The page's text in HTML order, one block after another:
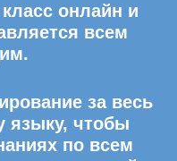
онлайн и
всем
за весь
языку, чтобы
по всем